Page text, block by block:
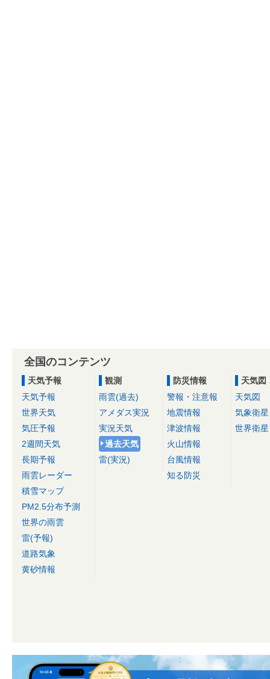
全国のコンテンツ
天気予報
天気予報
世界天気
気圧予報
2週間天気
長期予報
雨雲レーダー
積雪マップ
PM2.5分布予測
世界の雨雲
雷(予報)
道路気象
黄砂情報
観測
雨雲(過去)
アメダス実況
実況天気
過去天気
雷(実況)
防災情報
警報・注意報
地震情報
津波情報
火山情報
台風情報
知る防災
天気図
天気図
気象衛星
世界衛星